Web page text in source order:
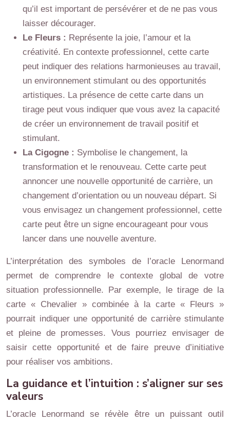
qu’il est important de persévérer et de ne pas vous
laisser décourager.
Le Fleurs : Représente la joie, l’amour et la
créativité. En contexte professionnel, cette carte
peut indiquer des relations harmonieuses au travail,
un environnement stimulant ou des opportunités
artistiques. La présence de cette carte dans un
tirage peut vous indiquer que vous avez la capacité
de créer un environnement de travail positif et
stimulant.
La Cigogne : Symbolise le changement, la
transformation et le renouveau. Cette carte peut
annoncer une nouvelle opportunité de carrière, un
changement d’orientation ou un nouveau départ. Si
vous envisagez un changement professionnel, cette
carte peut être un signe encourageant pour vous
lancer dans une nouvelle aventure.
L’interprétation des symboles de l’oracle Lenormand
permet de comprendre le contexte global de votre
situation professionnelle. Par exemple, le tirage de la
carte « Chevalier » combinée à la carte « Fleurs »
pourrait indiquer une opportunité de carrière stimulante
et pleine de promesses. Vous pourriez envisager de
saisir cette opportunité et de faire preuve d’initiative
pour réaliser vos ambitions.
La guidance et l’intuition : s’aligner sur ses
valeurs
L’oracle Lenormand se révèle être un puissant outil